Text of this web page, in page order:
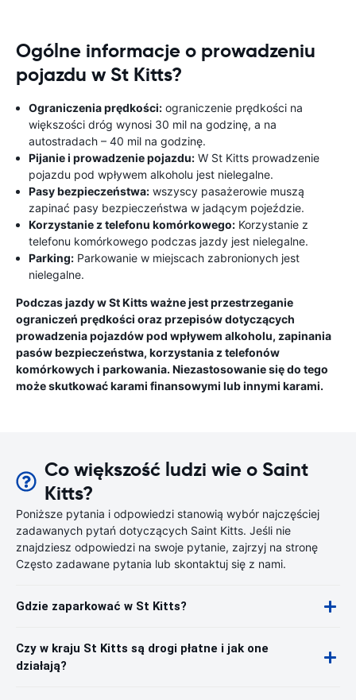
Ogólne informacje o prowadzeniu
pojazdu w St Kitts?
Ograniczenia prędkości: ograniczenie prędkości na
większości dróg wynosi 30 mil na godzinę, a na
autostradach – 40 mil na godzinę.
Pijanie i prowadzenie pojazdu: W St Kitts prowadzenie
pojazdu pod wpływem alkoholu jest nielegalne.
Pasy bezpieczeństwa: wszyscy pasażerowie muszą
zapinać pasy bezpieczeństwa w jadącym pojeździe.
Korzystanie z telefonu komórkowego: Korzystanie z
telefonu komórkowego podczas jazdy jest nielegalne.
Parking: Parkowanie w miejscach zabronionych jest
nielegalne.
Podczas jazdy w St Kitts ważne jest przestrzeganie
ograniczeń prędkości oraz przepisów dotyczących
prowadzenia pojazdów pod wpływem alkoholu, zapinania
pasów bezpieczeństwa, korzystania z telefonów
komórkowych i parkowania. Niezastosowanie się do tego
może skutkować karami finansowymi lub innymi karami.
Co większość ludzi wie o Saint
Kitts?
Poniższe pytania i odpowiedzi stanowią wybór najczęściej
zadawanych pytań dotyczących Saint Kitts. Jeśli nie
znajdziesz odpowiedzi na swoje pytanie, zajrzyj na stronę
Często zadawane pytania lub skontaktuj się z nami.
Gdzie zaparkować w St Kitts?
Czy w kraju St Kitts są drogi płatne i jak one
działają?